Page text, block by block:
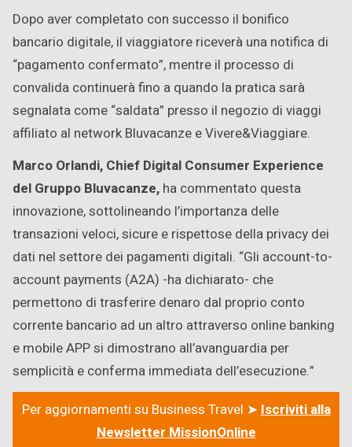
Dopo aver completato con successo il bonifico
bancario digitale, il viaggiatore riceverà una notifica di
“pagamento confermato”, mentre il processo di
convalida continuerà fino a quando la pratica sarà
segnalata come “saldata” presso il negozio di viaggi
affiliato al network Bluvacanze e Vivere&Viaggiare.
Marco Orlandi, Chief Digital Consumer Experience
del Gruppo Bluvacanze, ha commentato questa
innovazione, sottolineando l’importanza delle
transazioni veloci, sicure e rispettose della privacy dei
dati nel settore dei pagamenti digitali. “Gli account-to-
account payments (A2A) -ha dichiarato- che
permettono di trasferire denaro dal proprio conto
corrente bancario ad un altro attraverso online banking
e mobile APP si dimostrano all’avanguardia per
semplicità e conferma immediata dell’esecuzione.”
Per aggiornamenti su Business Travel ➤Iscriviti alla
Newsletter MissionOnline